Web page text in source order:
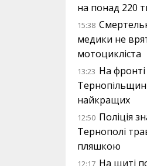
на понад 220
15:38
медики не
мотоцикліста
13:23 На
найкращих
12:50 Поліція
Тернополі
пляшкою
12:17 На щиті